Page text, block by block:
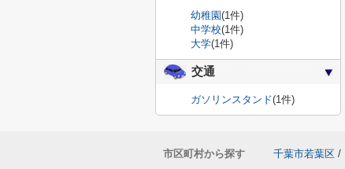
幼稚園(1件)
中学校(1件)
大学(1件)
交通
ガソリンスタンド(1件)
市区町村から探す 千葉市若葉区 /